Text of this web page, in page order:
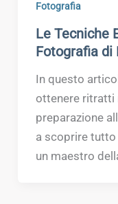
Fotografia
Le Tecniche
Fotografia di
In questo
ottenere ritratti
preparazione
a scoprire tutto
un maestro